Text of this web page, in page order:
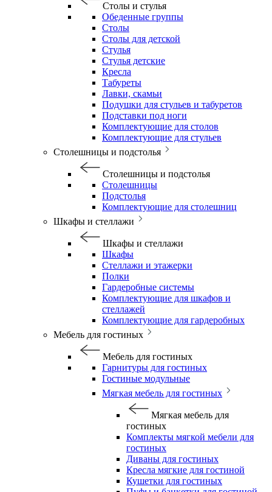
Столы и стулья
Обеденные группы
Столы
Столы для детской
Стулья
Стулья детские
Кресла
Табуреты
Лавки, скамьи
Подушки для стульев и табуретов
Подставки под ноги
Комплектующие для столов
Комплектующие для стульев
Столешницы и подстолья
Столешницы и подстолья
Столешницы
Подстолья
Комплектующие для столешниц
Шкафы и стеллажи
Шкафы и стеллажи
Шкафы
Стеллажи и этажерки
Полки
Гардеробные системы
Комплектующие для шкафов и
стеллажей
Комплектующие для гардеробных
Мебель для гостиных
Мебель для гостиных
Гарнитуры для гостиных
Гостиные модульные
Мягкая мебель для гостиных
Мягкая мебель для
гостиных
Комплекты мягкой мебели для
гостиных
Диваны для гостиных
Кресла мягкие для гостиной
Кушетки для гостиных